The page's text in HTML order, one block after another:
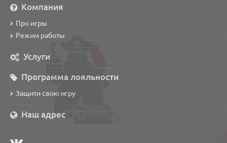
Компания
Про игры
Режим работы
Услуги
Программа лояльности
Защити свою игру
Наш адрес